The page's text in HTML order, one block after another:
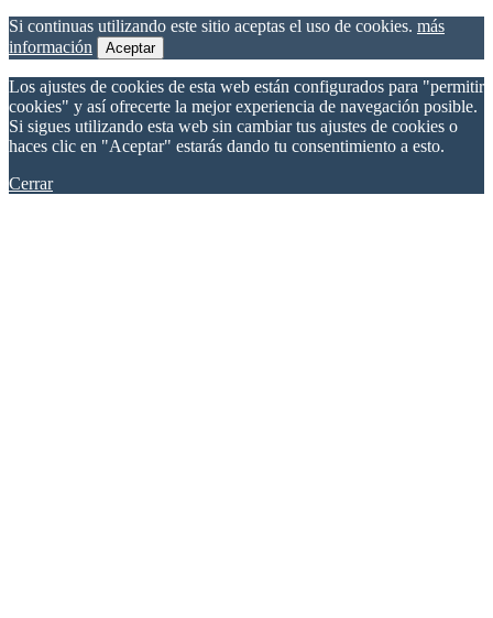
Si continuas utilizando este sitio aceptas el uso de cookies. más
información
Aceptar
Los ajustes de cookies de esta web están configurados para "permitir
cookies" y así ofrecerte la mejor experiencia de navegación posible.
Si sigues utilizando esta web sin cambiar tus ajustes de cookies o
haces clic en "Aceptar" estarás dando tu consentimiento a esto.
Cerrar